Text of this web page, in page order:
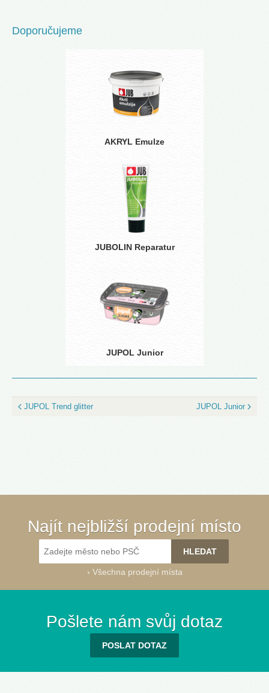
Doporučujeme
AKRYL Emulze
JUBOLIN Reparatur
JUPOL Junior
JUPOL Trend glitter JUPOL Junior
Najít nejbližší prodejní místo
› Všechna prodejní místa
Pošlete nám svůj dotaz
POSLAT DOTAZ